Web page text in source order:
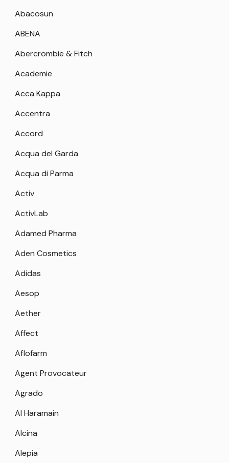
Abacosun
ABENA
Abercrombie & Fitch
Academie
Acca Kappa
Accentra
Accord
Acqua del Garda
Acqua di Parma
Activ
ActivLab
Adamed Pharma
Aden Cosmetics
Adidas
Aesop
Aether
Affect
Aflofarm
Agent Provocateur
Agrado
Al Haramain
Alcina
Alepia